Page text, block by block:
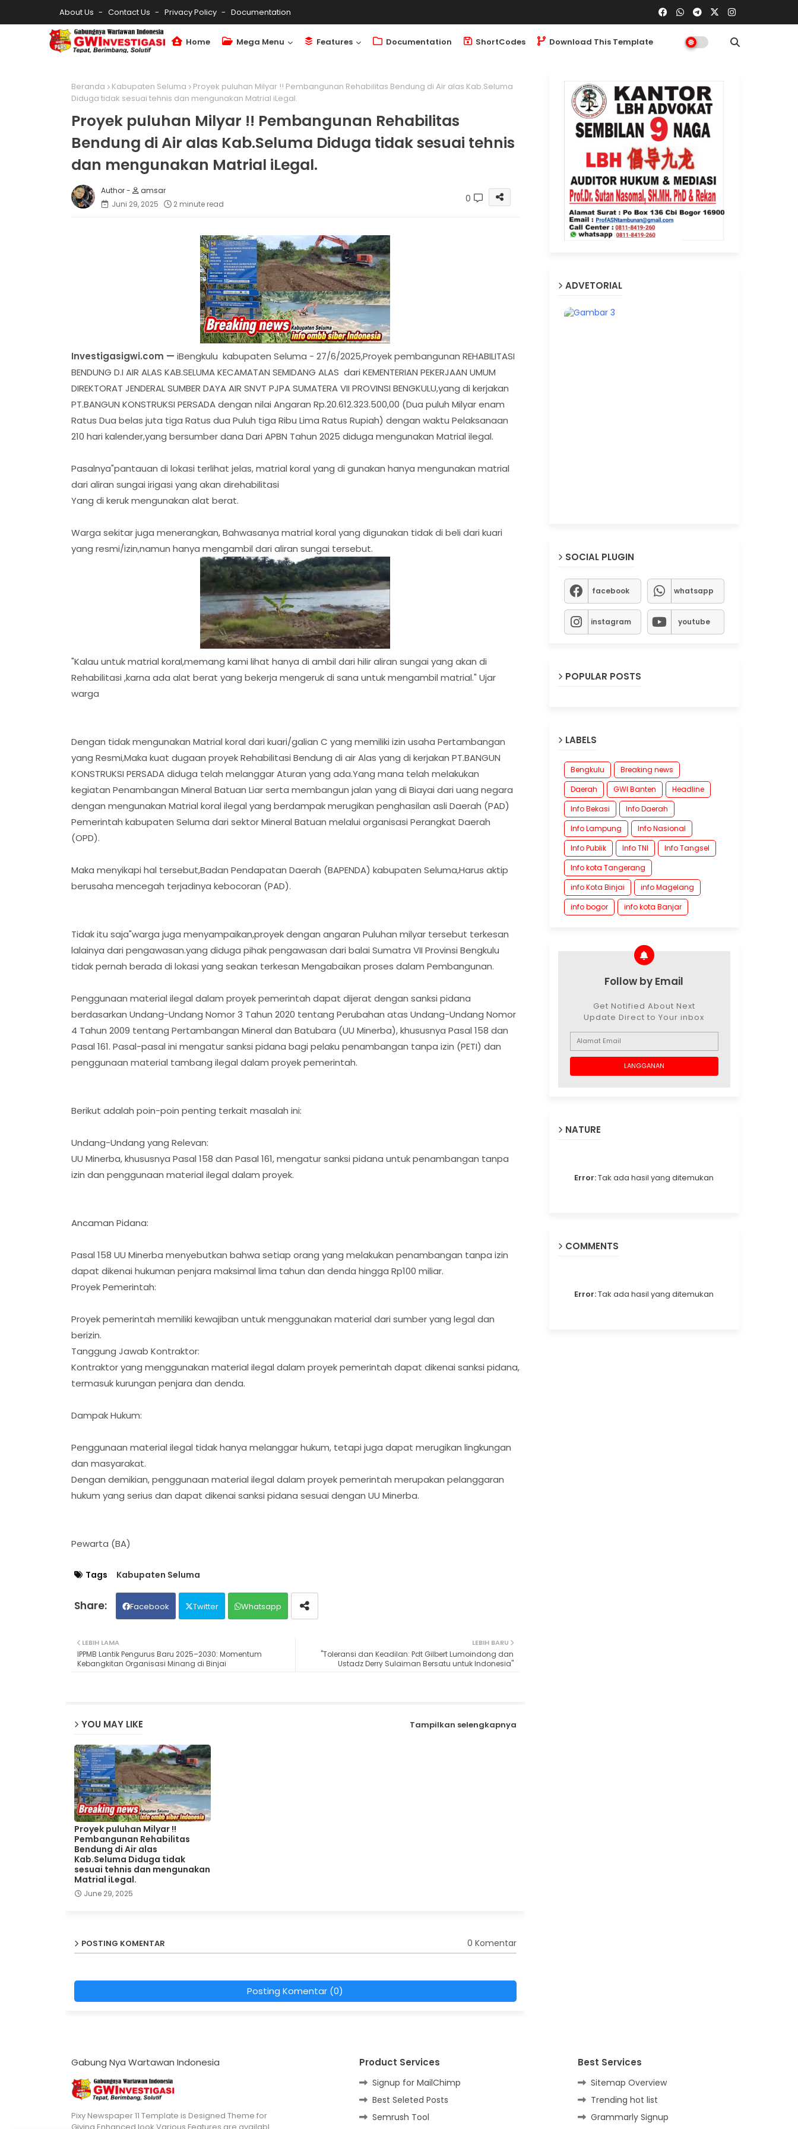
About Us Contact Us Privacy Policy Documentation
Home Mega Menu Features Documentation ShortCodes Download This Template
Beranda Kabupaten Seluma
Proyek puluhan Milyar !! Pembangunan Rehabilitas Bendung di Air alas Kab.Seluma
Diduga tidak sesuai tehnis dan mengunakan Matrial iLegal.
Proyek puluhan Milyar !! Pembangunan Rehabilitas
Bendung di Air alas Kab.Seluma Diduga tidak sesuai tehnis
dan mengunakan Matrial iLegal.
amsar
Juni 29, 2025
2 minute read 0
Investigasigwi.com — iBengkulu kabupaten Seluma - 27/6/2025,Proyek pembangunan REHABILITASI
BENDUNG D.I AIR ALAS KAB.SELUMA KECAMATAN SEMIDANG ALAS dari KEMENTERIAN PEKERJAAN UMUM
DIREKTORAT JENDERAL SUMBER DAYA AIR SNVT PJPA SUMATERA VII PROVINSI BENGKULU,yang di kerjakan
PT.BANGUN KONSTRUKSI PERSADA dengan nilai Angaran Rp.20.612.323.500,00 (Dua puluh Milyar enam
Ratus Dua belas juta tiga Ratus dua Puluh tiga Ribu Lima Ratus Rupiah) dengan waktu Pelaksanaan
210 hari kalender,yang bersumber dana Dari APBN Tahun 2025 diduga mengunakan Matrial ilegal.
Pasalnya"pantauan di lokasi terlihat jelas, matrial koral yang di gunakan hanya mengunakan matrial
dari aliran sungai irigasi yang akan direhabilitasi
Yang di keruk mengunakan alat berat.
Warga sekitar juga menerangkan, Bahwasanya matrial koral yang digunakan tidak di beli dari kuari
yang resmi/izin,namun hanya mengambil dari aliran sungai tersebut.
"Kalau untuk matrial koral,memang kami lihat hanya di ambil dari hilir aliran sungai yang akan di
Rehabilitasi ,karna ada alat berat yang bekerja mengeruk di sana untuk mengambil matrial." Ujar
warga
Dengan tidak mengunakan Matrial koral dari kuari/galian C yang memiliki izin usaha Pertambangan
yang Resmi,Maka kuat dugaan proyek Rehabilitasi Bendung di air Alas yang di kerjakan PT.BANGUN
KONSTRUKSI PERSADA diduga telah melanggar Aturan yang ada.Yang mana telah melakukan
kegiatan Penambangan Mineral Batuan Liar serta membangun jalan yang di Biayai dari uang negara
dengan mengunakan Matrial koral ilegal yang berdampak merugikan penghasilan asli Daerah (PAD)
Pemerintah kabupaten Seluma dari sektor Mineral Batuan melalui organisasi Perangkat Daerah
(OPD).
Maka menyikapi hal tersebut,Badan Pendapatan Daerah (BAPENDA) kabupaten Seluma,Harus aktip
berusaha mencegah terjadinya kebocoran (PAD).
Tidak itu saja"warga juga menyampaikan,proyek dengan angaran Puluhan milyar tersebut terkesan
lalainya dari pengawasan.yang diduga pihak pengawasan dari balai Sumatra VII Provinsi Bengkulu
tidak pernah berada di lokasi yang seakan terkesan Mengabaikan proses dalam Pembangunan.
Penggunaan material ilegal dalam proyek pemerintah dapat dijerat dengan sanksi pidana
berdasarkan Undang-Undang Nomor 3 Tahun 2020 tentang Perubahan atas Undang-Undang Nomor
4 Tahun 2009 tentang Pertambangan Mineral dan Batubara (UU Minerba), khususnya Pasal 158 dan
Pasal 161. Pasal-pasal ini mengatur sanksi pidana bagi pelaku penambangan tanpa izin (PETI) dan
penggunaan material tambang ilegal dalam proyek pemerintah.
Berikut adalah poin-poin penting terkait masalah ini:
Undang-Undang yang Relevan:
UU Minerba, khususnya Pasal 158 dan Pasal 161, mengatur sanksi pidana untuk penambangan tanpa
izin dan penggunaan material ilegal dalam proyek.
Ancaman Pidana:
Pasal 158 UU Minerba menyebutkan bahwa setiap orang yang melakukan penambangan tanpa izin
dapat dikenai hukuman penjara maksimal lima tahun dan denda hingga Rp100 miliar.
Proyek Pemerintah:
Proyek pemerintah memiliki kewajiban untuk menggunakan material dari sumber yang legal dan
berizin.
Tanggung Jawab Kontraktor:
Kontraktor yang menggunakan material ilegal dalam proyek pemerintah dapat dikenai sanksi pidana,
termasuk kurungan penjara dan denda.
Dampak Hukum:
Penggunaan material ilegal tidak hanya melanggar hukum, tetapi juga dapat merugikan lingkungan
dan masyarakat.
Dengan demikian, penggunaan material ilegal dalam proyek pemerintah merupakan pelanggaran
hukum yang serius dan dapat dikenai sanksi pidana sesuai dengan UU Minerba.
Pewarta (BA)
Tags Kabupaten Seluma
Facebook Twitter Whatsapp
LEBIH BARU
"Toleransi dan Keadilan: Pdt Gilbert Lumoindong dan
Ustadz Derry Sulaiman Bersatu untuk Indonesia"
LEBIH LAMA
IPPMB Lantik Pengurus Baru 2025–2030: Momentum
Kebangkitan Organisasi Minang di Binjai
YOU MAY LIKE Tampilkan selengkapnya
Proyek puluhan Milyar !!
Pembangunan Rehabilitas
Bendung di Air alas
Kab.Seluma Diduga tidak
sesuai tehnis dan mengunakan
Matrial iLegal.
June 29, 2025
POSTING KOMENTAR 0 Komentar
Posting Komentar (0)
ADVETORIAL
SOCIAL PLUGIN
facebook whatsapp
instagram youtube
POPULAR POSTS
LABELS
Bengkulu
Breaking news
Daerah
GWI Banten
Headline
Info Bekasi
Info Daerah
Info Lampung
Info Nasional
Info Publik
Info TNI
Info Tangsel
Info kota Tangerang
info Kota Binjai
info Magelang
info bogor
info kota Banjar
Follow by Email
Get Notified About Next
Update Direct to Your inbox
NATURE
Error:Tak ada hasil yang ditemukan
COMMENTS
Error:Tak ada hasil yang ditemukan
Gabung Nya Wartawan Indonesia
Pixy Newspaper 11 Template is Designed Theme for
Product Services
Signup for MailChimp
Best Seleted Posts
Semrush Tool
Best Services
Sitemap Overview
Trending hot list
Grammarly Signup